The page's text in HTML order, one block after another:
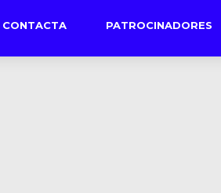
CONTACTA PATROCINADORES